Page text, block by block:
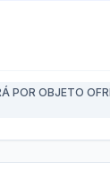
POR OBJETO